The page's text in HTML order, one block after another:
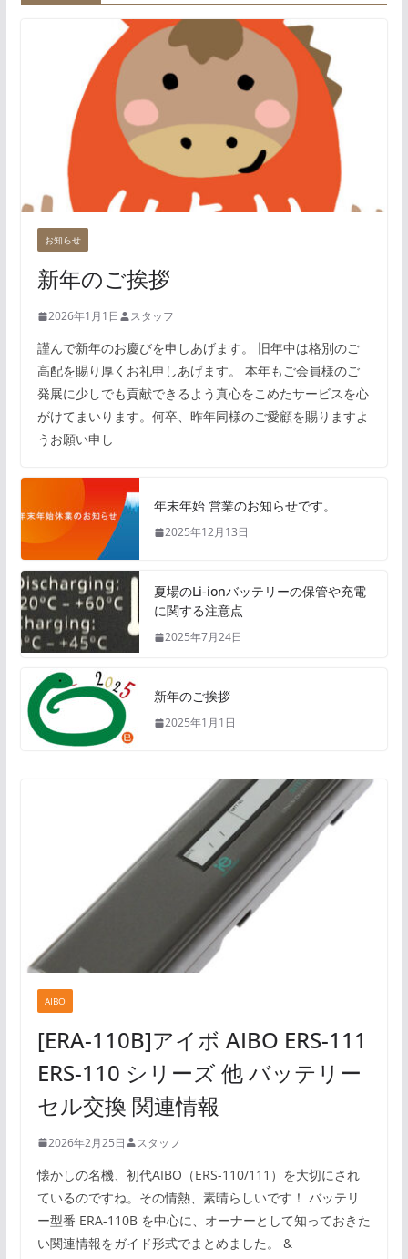
お知らせ
新年のご挨拶
2026年1月1日 スタッフ
謹んで新年のお慶びを申しあげます。 旧年中は格別のご
高配を賜り厚くお礼申しあげます。 本年もご会員様のご
発展に少しでも貢献できるよう真心をこめたサービスを心
がけてまいります。何卒、昨年同様のご愛顧を賜りますよ
うお願い申し
年末年始 営業のお知らせです。
2025年12月13日
夏場のLi-ionバッテリーの保管や充電
に関する注意点
2025年7月24日
新年のご挨拶
2025年1月1日
AIBO
[ERA-110B]アイボ AIBO ERS-111
ERS-110 シリーズ 他 バッテリー
セル交換 関連情報
2026年2月25日 スタッフ
懐かしの名機、初代AIBO（ERS-110/111）を大切にされ
ているのですね。その情熱、素晴らしいです！ バッテリ
ー型番 ERA-110B を中心に、オーナーとして知っておきた
い関連情報をガイド形式でまとめました。 &